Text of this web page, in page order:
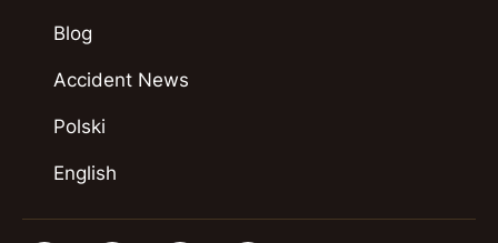
Blog
Accident News
Polski
English